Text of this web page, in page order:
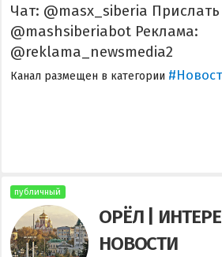
Чат: @masx_siberia
@mashsiberiabot Реклама:
@reklama_newsmedia2
Канал размещен в категории
публичный
ОРЁЛ |
НОВОСТИ